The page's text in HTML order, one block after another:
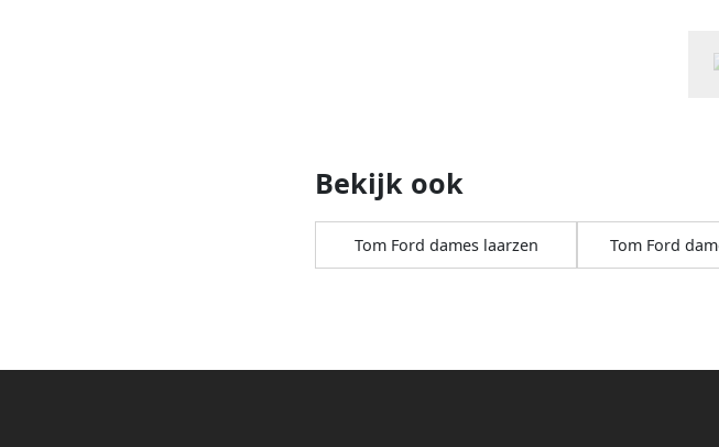
Bekijk ook
Tom Ford dames laarzen Tom Ford